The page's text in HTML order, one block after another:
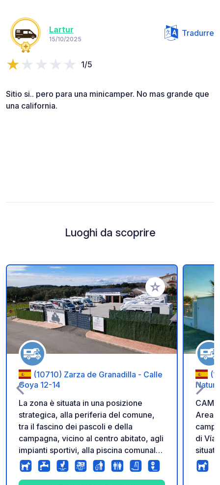
Lartur
15/10/2025
Tradurre
1/5
Sitio si.. pero para una minicamper. No mas grande que
una california.
Luoghi da scoprire
Aggiungi ai tuoi
(10710) Zarza de Granadilla - Calle
Goya 12-14
La zona è situata in una posizione
strategica, alla periferia del comune,
tra il fascino dei pascoli e della
campagna, vicino al centro abitato, agli
impianti sportivi, alla piscina comunale,
ai ristoranti, ai negozi, alla tabaccheria,
alla farmacia e al distributore di
Nature
Area
di Vía
Ha